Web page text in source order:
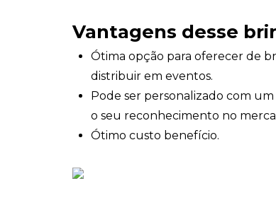
Vantagens desse
Ótima opção para oferecer de
distribuir em eventos.
Pode ser personalizado com
o seu reconhecimento no
Ótimo custo benefício.